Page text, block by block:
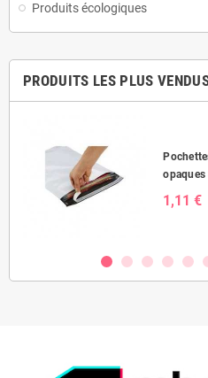
Produits écologiques
PRODUITS LES PLUS
1,11 €